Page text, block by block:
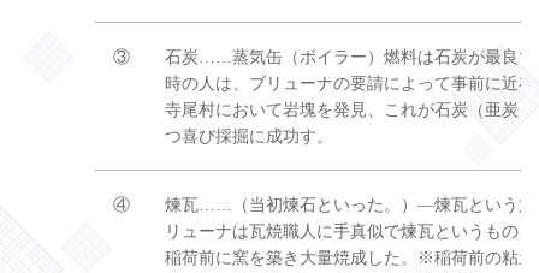
③
石炭……蒸気缶（ボイラー）燃料は石炭が最良で
時の人は、ブリューナの要請によって事前に近
寺尾村において岩塊を発見、これが石炭（亜炭
つ喜び採掘に成功す。
④
煉瓦……（当初煉石といった。）―煉瓦という文
リューナは瓦焼職人に手真似で煉瓦というもの
稲荷前に窯を築き大量焼成した。※稲荷前の粘